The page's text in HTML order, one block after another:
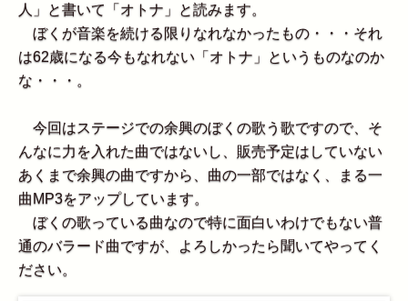
人」と書いて「オトナ」と読みます。
ぼくが音楽を続ける限りなれなかったもの・・・それ
は62歳になる今もなれない「オトナ」というものなのか
な・・・。
今回はステージでの余興のぼくの歌う歌ですので、そ
んなに力を入れた曲ではないし、販売予定はしていない
あくまで余興の曲ですから、曲の一部ではなく、まる一
曲MP3をアップしています。
ぼくの歌っている曲なので特に面白いわけでもない普
通のバラード曲ですが、よろしかったら聞いてやってく
ださい。